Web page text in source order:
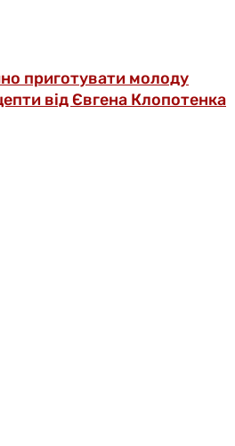
приготувати молоду
від Євгена Клопотенка